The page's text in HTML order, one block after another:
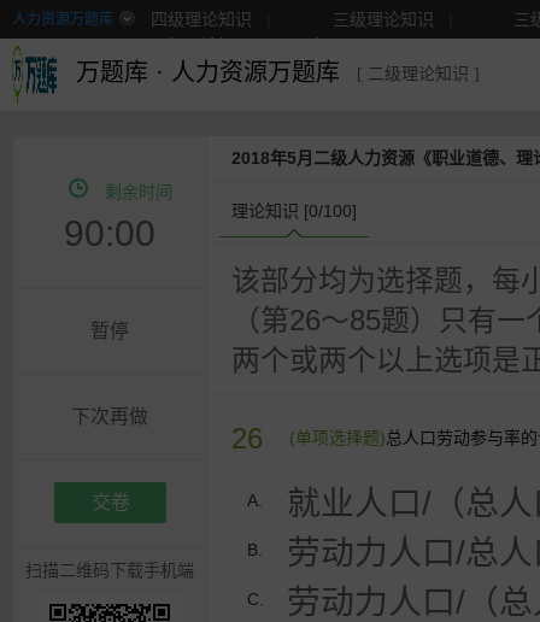
人力资源万题库 四级理论知识 三级理论知识
三
万题库 · 人力资源万题库 [ 二级理论知识 ]
剩余时间
90:00
暂停
下次再做
交卷
扫描二维码下载手机端
2018年5月二级人力资源《职业道德、理
理论知识 [0/100]
该部分均为选择题，每
（第26～85题）只有
两个或两个以上选项是
26 (单项选择题)总人口劳动参与率
A. 就业人口/（总
B. 劳动力人口/总
C. 劳动力人口/（